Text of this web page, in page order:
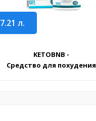
7.21 л.
KETOBNB -
Средство для похудения